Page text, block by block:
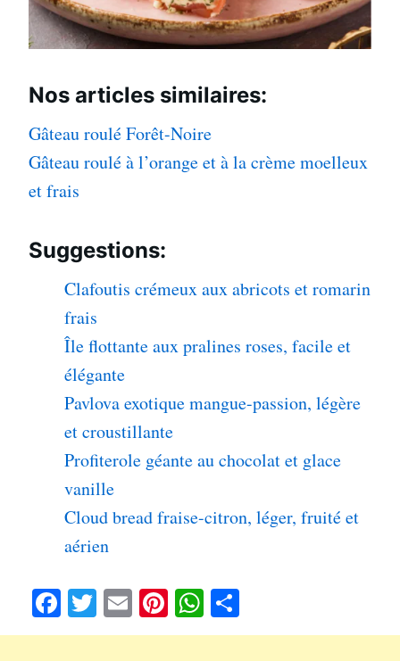
Nos articles similaires:
Gâteau roulé Forêt-Noire
Gâteau roulé à l’orange et à la crème moelleux
et frais
Suggestions:
Clafoutis crémeux aux abricots et romarin
frais
Île flottante aux pralines roses, facile et
élégante
Pavlova exotique mangue-passion, légère
et croustillante
Profiterole géante au chocolat et glace
vanille
Cloud bread fraise-citron, léger, fruité et
aérien
Fa
ce
T
wi
E
m
Pi
nt
W
ha rt